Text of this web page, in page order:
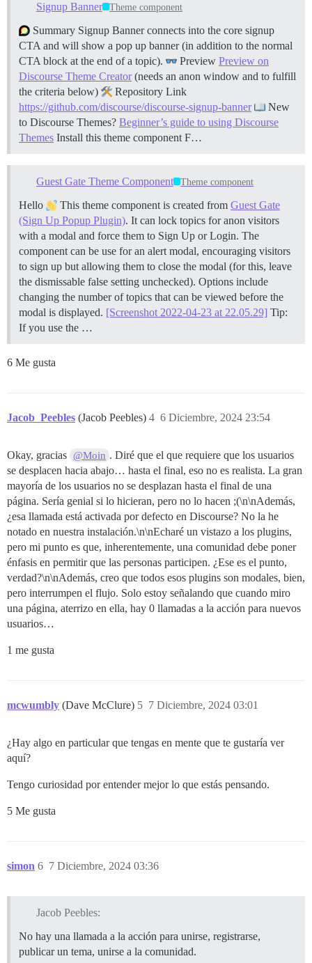
Signup Banner Theme component
Summary Signup Banner connects into the core signup
CTA and will show a pop up banner (in addition to the normal
CTA block at the end of a topic).
Preview Preview on
Discourse Theme Creator(needs an anon window and to fulfill
the criteria below)
Repository Link
https://github.com/discourse/discourse-signup-banner
New
to Discourse Themes? Beginner’s guide to using Discourse
Themes Install this theme component F…
Guest Gate Theme Component Theme component
Hello This theme component is created from Guest Gate
(Sign Up Popup Plugin). It can lock topics for anon visitors
with a modal and force them to Sign Up or Login. The
component can be use for an alert modal, encouraging visitors
to sign up but allowing them to close the modal (for this, leave
the dismissable false setting unchecked). Options include
changing the number of topics that can be viewed before the
modal is displayed. [Screenshot 2022-04-23 at 22.05.29] Tip:
If you use the …
6 Me gusta
Jacob_Peebles (Jacob Peebles) 6 Diciembre, 2024 23:54
4
Okay, gracias @Moin . Diré que el que requiere que los usuarios
se desplacen hacia abajo… hasta el final, eso no es realista. La gran
mayoría de los usuarios no se desplazan hasta el final de una
página. Sería genial si lo hicieran, pero no lo hacen ;(\n\nAdemás,
¿esa llamada está activada por defecto en Discourse? No la he
notado en nuestra instalación.\n\nEcharé un vistazo a los plugins,
pero mi punto es que, inherentemente, una comunidad debe poner
énfasis en permitir que las personas participen. ¿Ese es el punto,
verdad?\n\nAdemás, creo que todos esos plugins son modales, bien,
pero interrumpen el flujo. Solo estoy señalando que cuando miro
una página, aterrizo en ella, hay 0 llamadas a la acción para nuevos
usuarios…
1 me gusta
mcwumbly (Dave McClure) 7 Diciembre, 2024 03:01
5
¿Hay algo en particular que tengas en mente que te gustaría ver
aquí?
Tengo curiosidad por entender mejor lo que estás pensando.
5 Me gusta
simon 7 Diciembre, 2024 03:36
6
Jacob Peebles:
No hay una llamada a la acción para unirse, registrarse,
publicar un tema, unirse a la comunidad.